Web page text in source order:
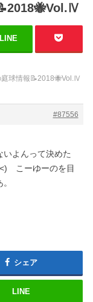
LINE
庭球情報📝2018🐝Vol.Ⅳ
#87556
よんって決めた
こーゆーのを目
シェア
LINE